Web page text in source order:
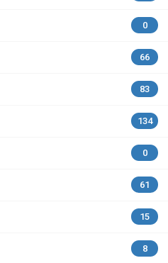
0
66
83
134
0
61
15
8